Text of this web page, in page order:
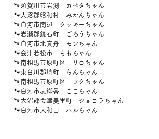
🐾須賀川市岩渕　カペタちゃん
🐾大沼郡昭和村　みかんちゃん
🐾白河市関辺　クッキーちゃん
🐾岩瀬郡鏡石町　ごろうちゃん
🐾白河市北真舟　モンちゃん
🐾会津若松市　ももちゃん
🐾南相馬市原町区　リロちゃん
🐾東白川郡塙町　らんちゃん
🐾南相馬市原町区　フクちゃん
🐾白河市表郷番　ここちゃん
🐾大沼郡会津美里町　ショコラちゃん
🐾白河市大和田　ハルちゃん